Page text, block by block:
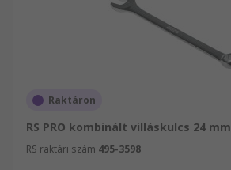
Raktáron
RS PRO kombinált villáskulcs 24 mm
RS raktári szám 495-3598